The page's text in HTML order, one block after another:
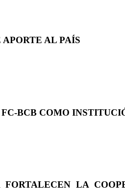
AL PAÍS
BCB COMO
LA